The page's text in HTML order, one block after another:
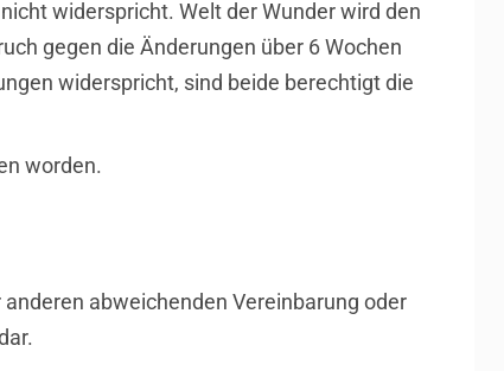
widerspricht. Welt der Wunder wird den
gegen die Änderungen über 6 Wochen
widerspricht, sind beide berechtigt die
worden.
abweichenden Vereinbarung oder